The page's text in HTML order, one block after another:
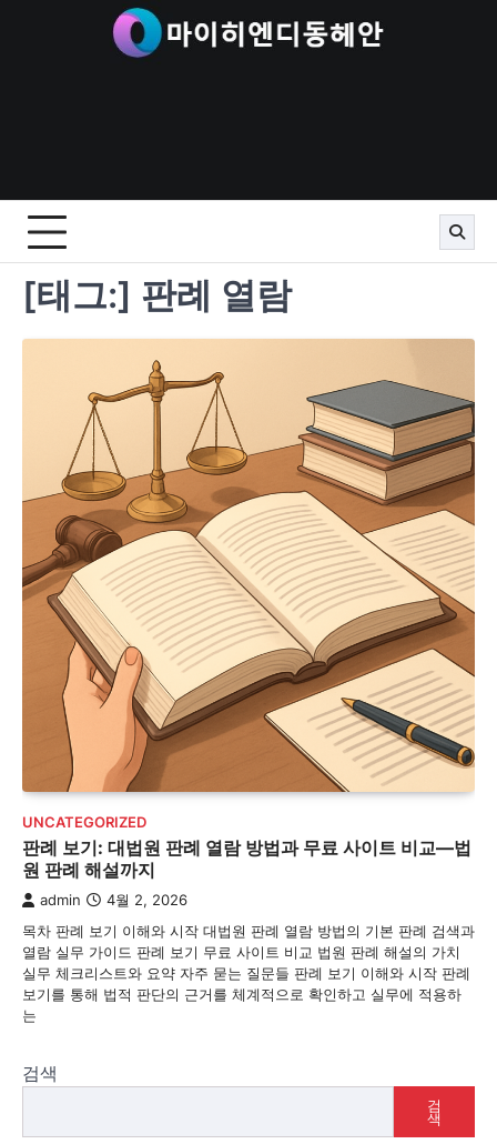
[태그:] 판례 열람
UNCATEGORIZED
판례 보기: 대법원 판례 열람 방법과 무료 사이트 비교—법
원 판례 해설까지
admin 4월 2, 2026
목차 판례 보기 이해와 시작 대법원 판례 열람 방법의 기본 판례 검색과
열람 실무 가이드 판례 보기 무료 사이트 비교 법원 판례 해설의 가치
실무 체크리스트와 요약 자주 묻는 질문들 판례 보기 이해와 시작 판례
보기를 통해 법적 판단의 근거를 체계적으로 확인하고 실무에 적용하
는
검색
검
색